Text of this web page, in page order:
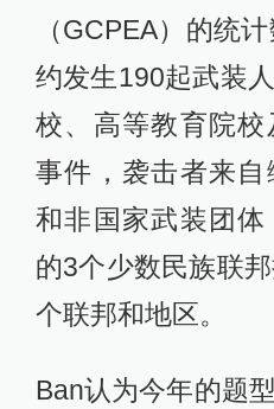
（GCPEA）的统
约发生190起武装
校、高等教育院
事件，袭击者来
和非国家武装团
的3个少数民族联
个联邦和地区。
Ban认为今年的题